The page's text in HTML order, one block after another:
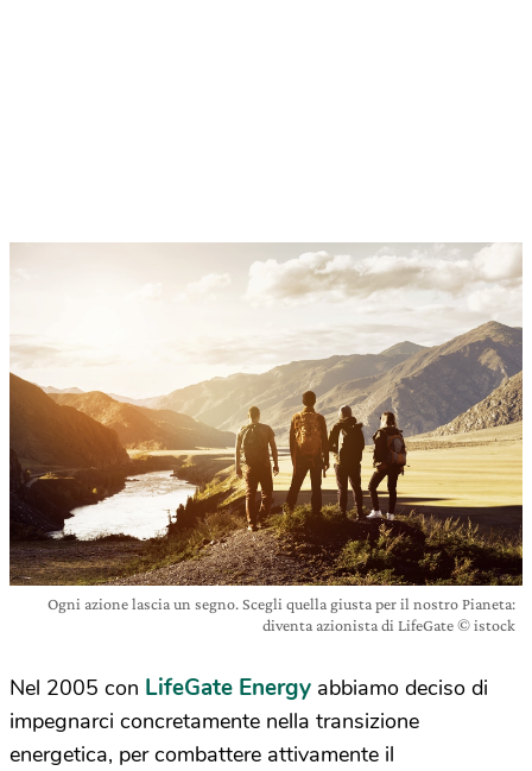
Ogni azione lascia un segno. Scegli quella giusta per il nostro Pianeta:
diventa azionista di LifeGate © istock
Nel 2005 con LifeGate Energy abbiamo deciso di
impegnarci concretamente nella transizione
energetica, per combattere attivamente il